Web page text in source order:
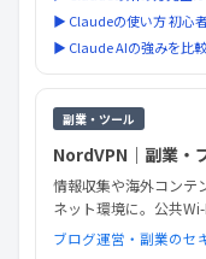
▶ Claudeの使い方 初心
▶ Claude AIの強みを比
副業・ツール
NordVPN｜副業・
情報収集や海外コンテ
ネット環境に。公共
ブログ運営・副業のセ